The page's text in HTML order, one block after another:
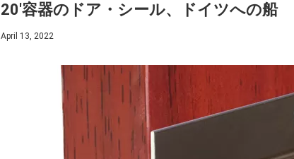
20'容器のドア・シール、ドイツへの船
April 13, 2022